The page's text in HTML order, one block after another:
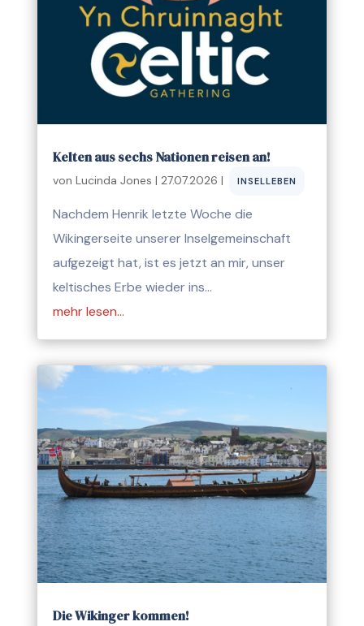
Kelten aus sechs Nationen reisen an!
von Lucinda Jones | 27.07.2026 | INSELLEBEN
Nachdem Henrik letzte Woche die
Wikingerseite unserer Inselgemeinschaft
aufgezeigt hat, ist es jetzt an mir, unser
keltisches Erbe wieder ins…
mehr lesen…
Die Wikinger kommen!